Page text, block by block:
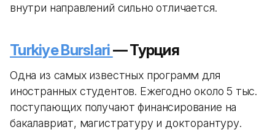
внутри направлений сильно отличается.
Turkiye Burslari— Турция
Одна из самых известных программ для
иностранных студентов. Ежегодно около 5 тыс.
поступающих получают финансирование на
бакалавриат, магистратуру и докторантуру.